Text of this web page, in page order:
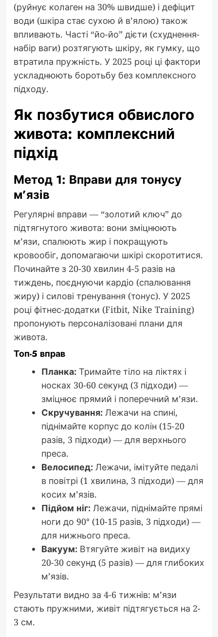
(руйнує колаген на 30% швидше) і дефіцит
води (шкіра стає сухою й в’ялою) також
впливають. Часті “йо-йо” дієти (схуднення-
набір ваги) розтягують шкіру, як гумку, що
втратила пружність. У 2025 році ці фактори
ускладнюють боротьбу без комплексного
підходу.
Як позбутися обвислого
живота: комплексний
підхід
Метод 1: Вправи для тонусу
м’язів
Регулярні вправи — “золотий ключ” до
підтягнутого живота: вони зміцнюють
м’язи, спалюють жир і покращують
кровообіг, допомагаючи шкірі скоротитися.
Починайте з 20-30 хвилин 4-5 разів на
тиждень, поєднуючи кардіо (спалювання
жиру) і силові тренування (тонус). У 2025
році фітнес-додатки (Fitbit, Nike Training)
пропонують персоналізовані плани для
живота.
Топ-5 вправ
Планка:Тримайте тіло на ліктях і
носках 30-60 секунд (3 підходи) —
зміцнює прямий і поперечний м’язи.
Скручування:Лежачи на спині,
піднімайте корпус до колін (15-20
разів, 3 підходи) — для верхнього
преса.
Велосипед:Лежачи, імітуйте педалі
в повітрі (1 хвилина, 3 підходи) — для
косих м’язів.
Підйом ніг:Лежачи, піднімайте прямі
ноги до 90° (10-15 разів, 3 підходи) —
для нижнього преса.
Вакуум:Втягуйте живіт на видиху
20-30 секунд (5 разів) — для глибоких
м’язів.
Результати видно за 4-6 тижнів: м’язи
стають пружними, живіт підтягується на 2-
3 см.